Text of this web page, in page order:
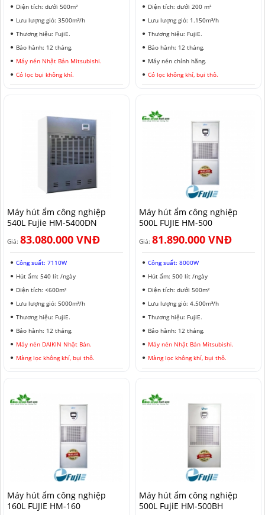
Diện tích: dưới 500m²
Lưu lượng gió: 3500m³/h
Thương hiệu: FujiE.
Bảo hành: 12 tháng.
Máy nén Nhật Bản Mitsubishi.
Có lọc bụi không khí.
Diện tích: dưới 200 m²
Lưu lượng gió: 1.150m³/h
Thương hiệu: FujiE.
Bảo hành: 12 tháng.
Máy nén chính hãng.
Có lọc không khí, bụi thô.
Máy hút ẩm công nghiệp
540L Fujie HM-5400DN
Giá: 83.080.000 VNĐ
Công suất: 7110W
Hút ẩm: 540 lít /ngày
Diện tích: <600m²
Lưu lượng gió: 5000m³/h
Thương hiệu: FujiE.
Bảo hành: 12 tháng.
Máy nén DAIKIN Nhật Bản.
Màng lọc không khí, bụi thô.
Máy hút ẩm công nghiệp
500L FUJIE HM-500
Giá: 81.890.000 VNĐ
Công suất: 8000W
Hút ẩm: 500 lít /ngày
Diện tích: dưới 500m²
Lưu lượng gió: 4.500m³/h
Thương hiệu: FujiE.
Bảo hành: 12 tháng.
Máy nén Nhật Bản Mitsubishi.
Màng lọc không khí, bụi thô.
Máy hút ẩm công nghiệp
160L FUJIE HM-160
Máy hút ẩm công nghiệp
500L FujiE HM-500BH